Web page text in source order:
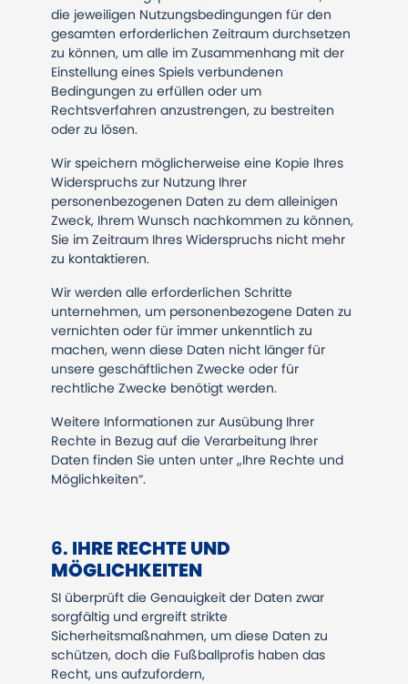
die jeweiligen Nutzungsbedingungen für den
gesamten erforderlichen Zeitraum durchsetzen
zu können, um alle im Zusammenhang mit der
Einstellung eines Spiels verbundenen
Bedingungen zu erfüllen oder um
Rechtsverfahren anzustrengen, zu bestreiten
oder zu lösen.
Wir speichern möglicherweise eine Kopie Ihres
Widerspruchs zur Nutzung Ihrer
personenbezogenen Daten zu dem alleinigen
Zweck, Ihrem Wunsch nachkommen zu können,
Sie im Zeitraum Ihres Widerspruchs nicht mehr
zu kontaktieren.
Wir werden alle erforderlichen Schritte
unternehmen, um personenbezogene Daten zu
vernichten oder für immer unkenntlich zu
machen, wenn diese Daten nicht länger für
unsere geschäftlichen Zwecke oder für
rechtliche Zwecke benötigt werden.
Weitere Informationen zur Ausübung Ihrer
Rechte in Bezug auf die Verarbeitung Ihrer
Daten finden Sie unten unter „Ihre Rechte und
Möglichkeiten“.
​​​​​​​6. IHRE RECHTE UND
MÖGLICHKEITEN
SI überprüft die Genauigkeit der Daten zwar
sorgfältig und ergreift strikte
Sicherheitsmaßnahmen, um diese Daten zu
schützen, doch die Fußballprofis haben das
Recht, uns aufzufordern,